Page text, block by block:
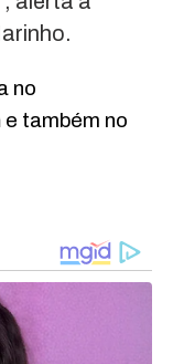
no
e também no